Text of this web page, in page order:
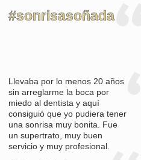
#sonrisasoñada
Llevaba por lo menos 20 años
sin arreglarme la boca por
miedo al dentista y aquí
consiguió que yo pudiera tener
una sonrisa muy bonita. Fue
un supertrato, muy buen
servicio y muy profesional.